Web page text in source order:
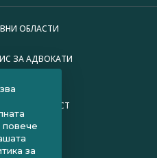
ОБЛАСТИ
ЗА АДВОКАТИ
повече
за